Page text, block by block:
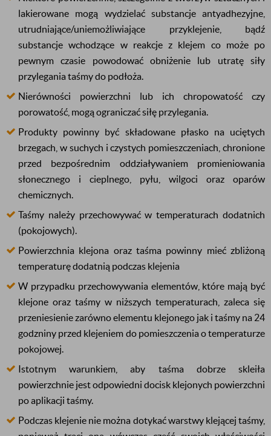
lakierowane mogą wydzielać substancje antyadhezyjne,
utrudniające/uniemożliwiające przyklejenie, bądź
substancje wchodzące w reakcje z klejem co może po
pewnym czasie powodować obniżenie lub utratę siły
przylegania taśmy do podłoża.
Nierówności powierzchni lub ich chropowatość czy
porowatość, mogą ograniczać siłę przylegania.
Produkty powinny być składowane płasko na uciętych
brzegach, w suchych i czystych pomieszczeniach, chronione
przed bezpośrednim oddziaływaniem promieniowania
słonecznego i cieplnego, pyłu, wilgoci oraz oparów
chemicznych.
Taśmy należy przechowywać w temperaturach dodatnich
(pokojowych).
Powierzchnia klejona oraz taśma powinny mieć zbliżoną
temperaturę dodatnią podczas klejenia
W przypadku przechowywania elementów, które mają być
klejone oraz taśmy w niższych temperaturach, zaleca się
przeniesienie zarówno elementu klejonego jak i taśmy na 24
godzniny przed klejeniem do pomieszczenia o temperaturze
pokojowej.
Istotnym warunkiem, aby taśma dobrze skleiła
powierzchnie jest odpowiedni docisk klejonych powierzchni
po aplikacji taśmy.
Podczas klejenie nie można dotykać warstwy klejącej taśmy,